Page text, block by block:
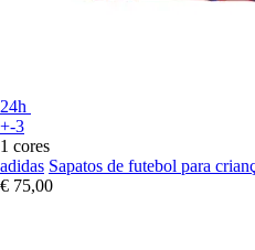
24h
+-3
1 cores
adidas Sapatos de futebol para
€ 75,00